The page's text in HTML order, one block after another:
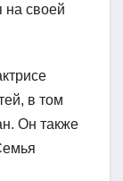
на своей
в том
Он также